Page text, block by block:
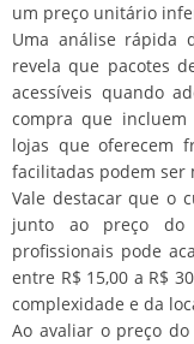
um preço unitário
Uma análise rápida
revela que pacotes
acessíveis quando
compra que incluem
lojas que oferecem
facilitadas podem ser
Vale destacar que o
junto ao preço do
profissionais pode
entre R$ 15,00 a R$
complexidade e da
Ao avaliar o preço